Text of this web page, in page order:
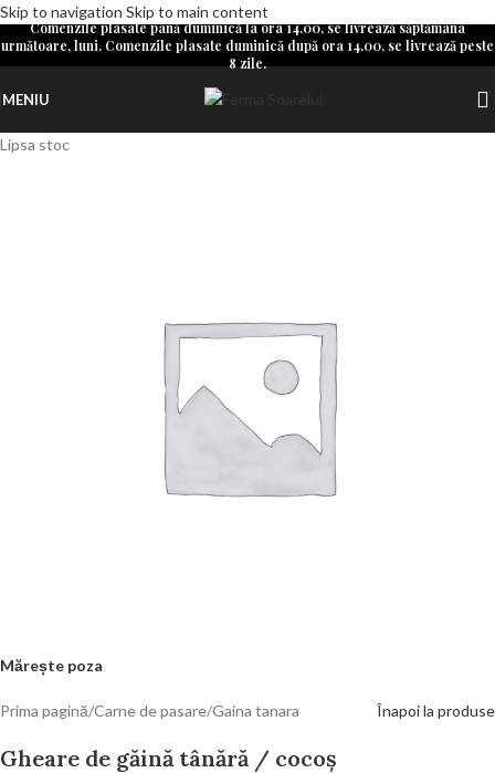
Skip to navigation Skip to main content
Comenzile plasate până duminică la ora 14.00, se livrează săptămâna
următoare, luni. Comenzile plasate duminică după ora 14.00, se livrează peste
8 zile.
MENIU
Lipsa stoc
Mărește poza
Prima pagină/Carne de pasare/Gaina tanara Înapoi la produse
Gheare de găină tânără / cocoș